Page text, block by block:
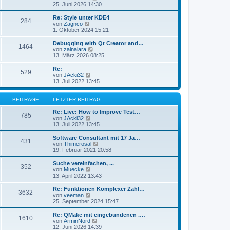
e
i
r
a
g
r
B
e
i
r
e
u
e
t
r
B
e
i
g
25. Juni 2026 14:30
284
Re: Style unter KDE4
von Zagnco
e
u
e
s
t
B
e
i
t
r
a
g
1. Oktober 2024 15:21
1464
Debugging with Qt Creator and…
von zainalara
e
u
t
r
B
e
i
r
g
13. März 2026 08:25
529
Re:
von JAcki32
e
u
e
s
t
e
B
e
i
t
r
13. Juli 2022 13:45
BEITRÄGE LETZTER BEITRAG
785
Re: Live: How to Improve Test…
von JAcki32
e
u
e
s
t
B
e
i
r
g
13. Juli 2022 13:45
431
Software Consultant mit 17 Ja…
von Thimerosal
e
u
e
t
r
B
e
i
r
19. Februar 2021 20:58
352
Suche vereinfachen, ...
von Muecke
e
u
e
t
r
B
e
13. April 2022 13:43
3632
Re: Funktionen Komplexer Zahl…
von veeman
e
u
e
s
t
25. September 2024 15:47
1610
Re: QMake mit eingebundenen .…
von ArminNord
e
12. Juni 2026 14:39